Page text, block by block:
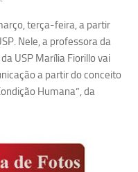
– Centro de Estudos em Gestão
Lima
terça-feira, a partir
Nele, a professora da
USP Marília Fiorillo vai
a partir do conceito
Humana”, da